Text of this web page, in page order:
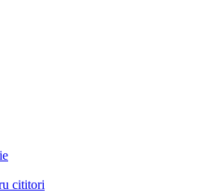
cititori